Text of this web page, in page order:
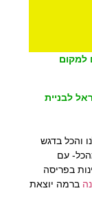
למקום
לבניית
והכל בדגש
עם
בפריסה
ברמה יוצאת